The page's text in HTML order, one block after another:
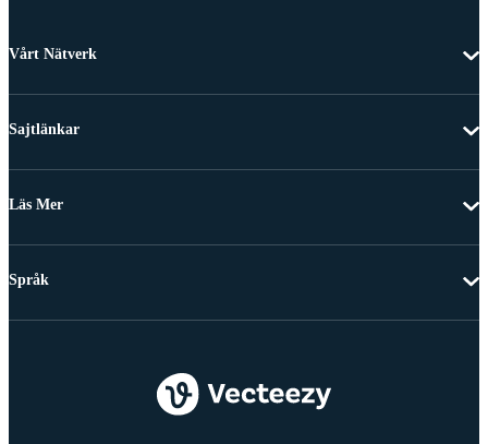
Vårt Nätverk
Sajtlänkar
Läs Mer
Språk